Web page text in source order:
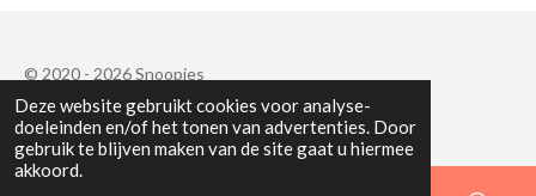
Deze website gebruikt cookies voor analyse-
doeleinden en/of het tonen van advertenties. Door
gebruik te blijven maken van de site gaat u hiermee
akkoord.
© 2020 - 2026 Snoopies
Powered byJouwWeb